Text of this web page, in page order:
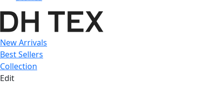
New Arrivals
Best Sellers
Collection
Edit